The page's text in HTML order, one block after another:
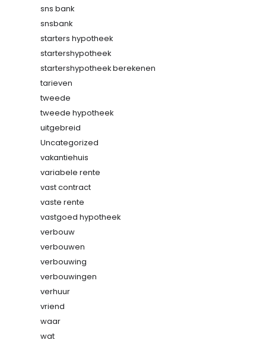
sns bank
snsbank
starters hypotheek
startershypotheek
startershypotheek berekenen
tarieven
tweede
tweede hypotheek
uitgebreid
Uncategorized
vakantiehuis
variabele rente
vast contract
vaste rente
vastgoed hypotheek
verbouw
verbouwen
verbouwing
verbouwingen
verhuur
vriend
waar
wat